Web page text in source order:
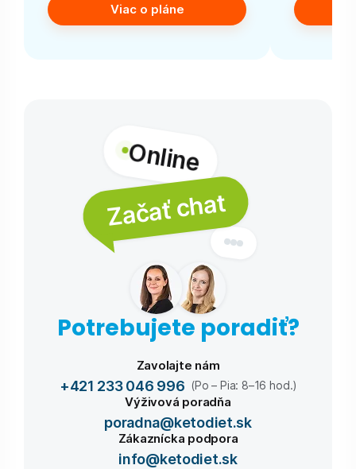
Viac o pláne
Online
Začať chat
Potrebujete poradiť?
Zavolajte nám
+421 233 046 996 (Po – Pia: 8–16 hod.)
Výživová poradňa
poradna@ketodiet.sk
Zákaznícka podpora
info@ketodiet.sk